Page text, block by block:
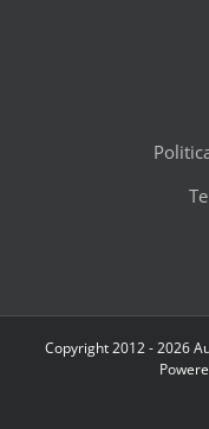
Copyright 2012 - 2026